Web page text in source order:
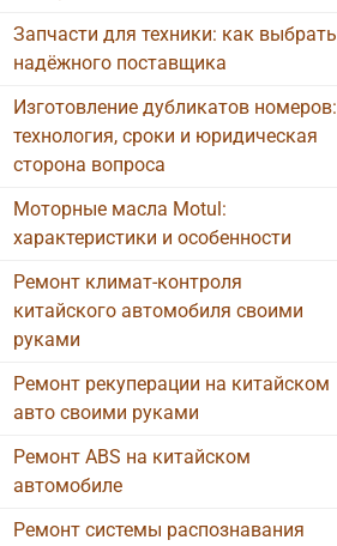
Запчасти для техники: как выбрать
надёжного поставщика
Изготовление дубликатов номеров:
технология, сроки и юридическая
сторона вопроса
Моторные масла Motul:
характеристики и особенности
Ремонт климат-контроля
китайского автомобиля своими
руками
Ремонт рекуперации на китайском
авто своими руками
Ремонт ABS на китайском
автомобиле
Ремонт системы распознавания